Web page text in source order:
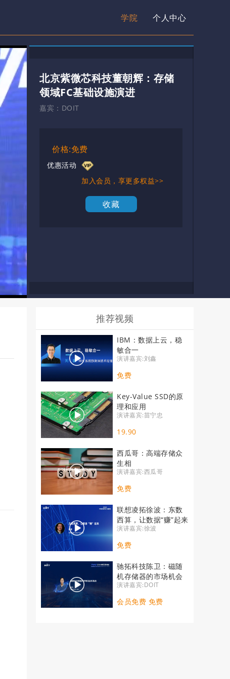
学院 个人中心
北京紫微芯科技董朝辉：存储
领域FC基础设施演进
嘉宾： DOIT
价格:免费
优惠活动
加入会员，享更多权益>>
收藏
推荐视频
IBM：数据上云，稳
敏合一
演讲嘉宾:刘鑫
免费
Key-Value SSD的原
理和应用
演讲嘉宾:苗宁忠
19.90
西瓜哥：高端存储众
生相
演讲嘉宾:西瓜哥
免费
联想凌拓徐波：东数
西算，让数据“赚”起来
演讲嘉宾:徐波
免费
驰拓科技陈卫：磁随
机存储器的市场机会
和挑战
演讲嘉宾:DOIT
会员免费 免费